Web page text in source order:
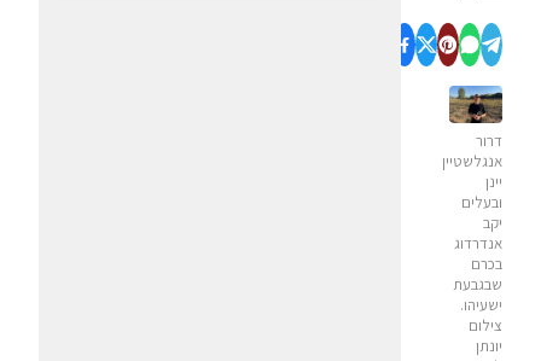
דרור
אנגלשטיין
יינן
ובעלים
יקב
אנדרדוג
בכרם
שבגבעת
ישעיהו.
צילום
יונתן